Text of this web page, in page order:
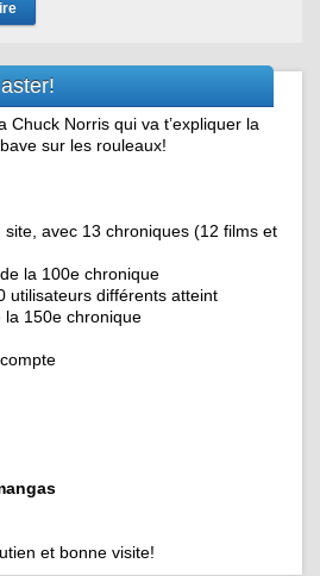
Chuck Norris qui va t’expliquer la
sur les rouleaux!
avec 13 chroniques (12 films et
la 100e chronique
utilisateurs différents atteint
la 150e chronique
et bonne visite!